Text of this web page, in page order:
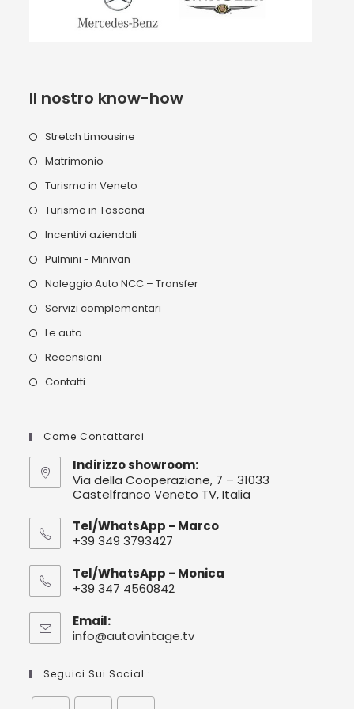
Il nostro know-how
Stretch Limousine
Matrimonio
Turismo in Veneto
Turismo in Toscana
Incentivi aziendali
Pulmini - Minivan
Noleggio Auto NCC – Transfer
Servizi complementari
Le auto
Recensioni
Contatti
Come Contattarci
Indirizzo showroom:
Via della Cooperazione, 7 – 31033
Castelfranco Veneto TV, Italia
Tel/WhatsApp - Marco
+39 349 3793427
Tel/WhatsApp - Monica
+39 347 4560842
Email:
info@autovintage.tvOpens
Seguici Sui Social :